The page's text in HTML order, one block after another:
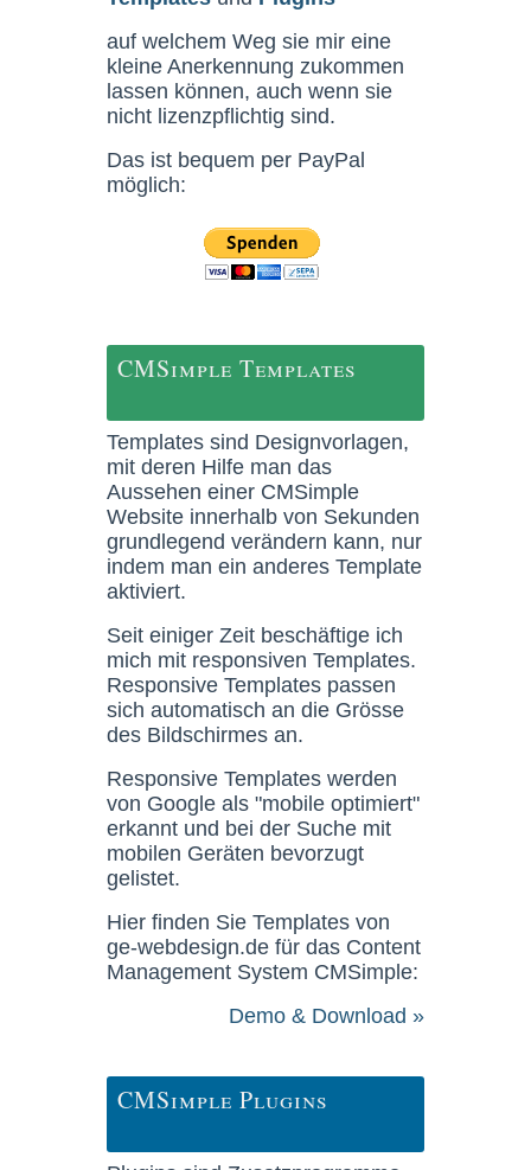
auf welchem Weg sie mir eine
kleine Anerkennung zukommen
lassen können, auch wenn sie
nicht lizenzpflichtig sind.
Das ist bequem per PayPal
möglich:
CMSimple Templates
Templates sind Designvorlagen,
mit deren Hilfe man das
Aussehen einer CMSimple
Website innerhalb von Sekunden
grundlegend verändern kann, nur
indem man ein anderes Template
aktiviert.
Seit einiger Zeit beschäftige ich
mich mit responsiven Templates.
Responsive Templates passen
sich automatisch an die Grösse
des Bildschirmes an.
Responsive Templates werden
von Google als "mobile optimiert"
erkannt und bei der Suche mit
mobilen Geräten bevorzugt
gelistet.
Hier finden Sie Templates von
ge-webdesign.de für das Content
Management System CMSimple:
Demo & Download »
CMSimple Plugins